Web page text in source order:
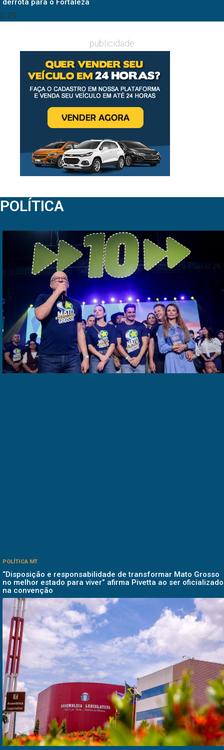
derrota para o Fortaleza
publicidade
POLÍTICA
POLÍTICA MT
“Disposição e responsabilidade de transformar Mato Grosso
no melhor estado para viver” afirma Pivetta ao ser oficializado
na convenção